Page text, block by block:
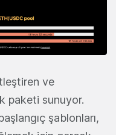
ve
paketi sunuyor.
şablonları,